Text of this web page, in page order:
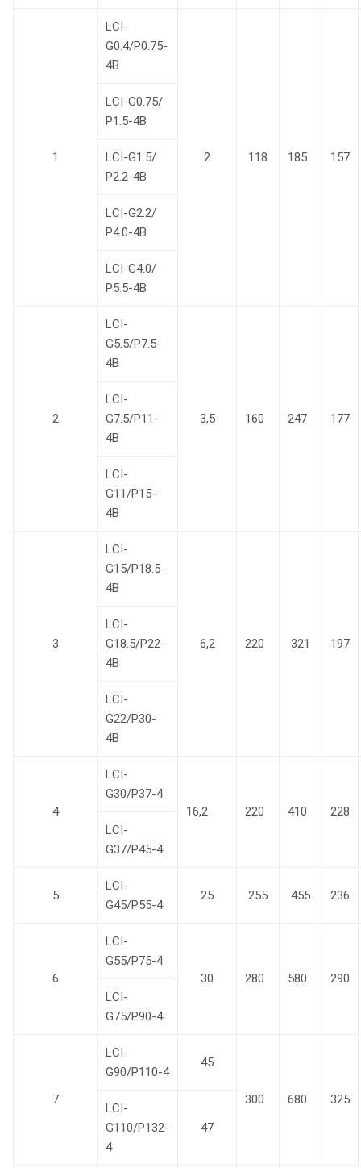
1
LCI-
G0.4/P0.75-
4B
2 118 185 157
LCI-G0.75/
Р1.5-4B
LCI-G1.5/
Р2.2-4B
LCI-G2.2/
Р4.0-4B
LCI-G4.0/
Р5.5-4B
2
LCI-
G5.5/P7.5-
4B
3,5 160 247 177
LCI-
G7.5/P11-
4B
LCI-
G11/P15-
4B
3
LCI-
G15/P18.5-
4B
6,2 220 321 197
LCI-
G18.5/P22-
4B
LCI-
G22/P30-
4B
4
LCI-
G30/P37-4
16,2
220 410
228
LCI-
G37/P45-4
5
LCI-
G45/P55-4
25 255 455 236
6
LCI-
G55/P75-4
30
280 580
290
LCI-
G75/P90-4
7
LCI-
G90/P110-4
45
300 680 325
LCI-
G110/P132-
4
47